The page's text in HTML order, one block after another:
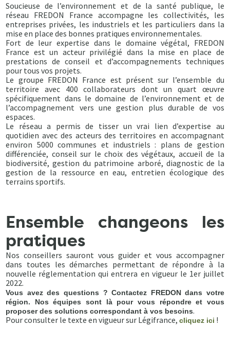
Soucieuse de l’environnement et de la santé publique, le
réseau FREDON France accompagne les collectivités, les
entreprises privées, les industriels et les particuliers dans la
mise en place des bonnes pratiques environnementales.
Fort de leur expertise dans le domaine végétal, FREDON
France est un acteur privilégié dans la mise en place de
prestations de conseil et d’accompagnements techniques
pour tous vos projets.
Le groupe FREDON France est présent sur l’ensemble du
territoire avec 400 collaborateurs dont un quart œuvre
spécifiquement dans le domaine de l’environnement et de
l’accompagnement vers une gestion plus durable de vos
espaces.
Le réseau a permis de tisser un vrai lien d’expertise au
quotidien avec des acteurs des territoires en accompagnant
environ 5000 communes et industriels : plans de gestion
différenciée, conseil sur le choix des végétaux, accueil de la
biodiversité, gestion du patrimoine arboré, diagnostic de la
gestion de la ressource en eau, entretien écologique des
terrains sportifs.
Ensemble changeons les
pratiques
Nos conseillers sauront vous guider et vous accompagner
dans toutes les démarches permettant de répondre à la
nouvelle réglementation qui entrera en vigueur le 1er juillet
2022.
Vous avez des questions ? Contactez FREDON dans votre
région. Nos équipes sont là pour vous répondre et vous
proposer des solutions correspondant à vos besoins.
Pour consulter le texte en vigueur sur Légifrance,cliquez ici !